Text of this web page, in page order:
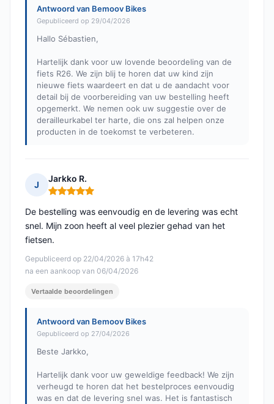
Antwoord van Bemoov Bikes
Gepubliceerd op 29/04/2026
Hallo Sébastien,
Hartelijk dank voor uw lovende beoordeling van de
fiets R26. We zijn blij te horen dat uw kind zijn
nieuwe fiets waardeert en dat u de aandacht voor
detail bij de voorbereiding van uw bestelling heeft
opgemerkt. We nemen ook uw suggestie over de
derailleurkabel ter harte, die ons zal helpen onze
producten in de toekomst te verbeteren.
J
Jarkko R.
Opmerking: 5 van 5
Gepubliceerd op 22/04/2026 à 17h42
na een aankoop van 06/04/2026
De bestelling was eenvoudig en de levering was echt
snel. Mijn zoon heeft al veel plezier gehad van het
fietsen.
Vertaalde beoordelingen
Antwoord van Bemoov Bikes
Gepubliceerd op 27/04/2026
Beste Jarkko,
Hartelijk dank voor uw geweldige feedback! We zijn
verheugd te horen dat het bestelproces eenvoudig
was en dat de levering snel was. Het is fantastisch